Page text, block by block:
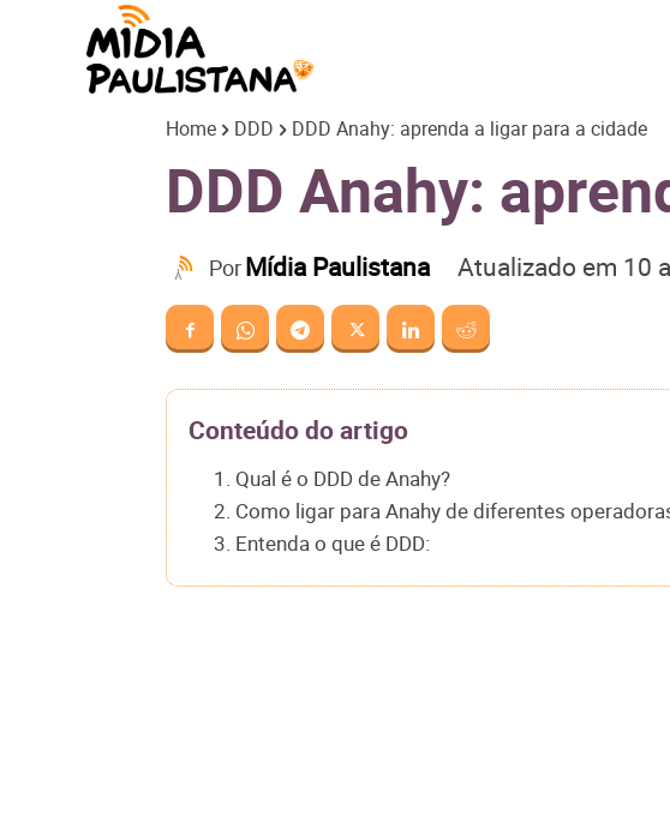
Paulistana
Home DDD DDD Anahy: aprenda a ligar para a cidade
DDD Anahy:
PorMídia Paulistana Atualizado em 10
Conteúdo do artigo
1. Qual é o DDD de Anahy?
2. Como ligar para Anahy de diferentes
3. Entenda o que é DDD: